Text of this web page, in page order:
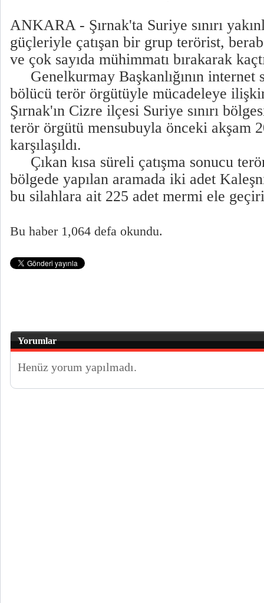
ANKARA - Şırnak'ta Suriye sınırı
güçleriyle çatışan bir grup terörist,
ve çok sayıda mühimmatı bırakarak
Genelkurmay Başkanlığının internet
bölücü terör örgütüyle mücadeleye
Şırnak'ın Cizre ilçesi Suriye sınırı
terör örgütü mensubuyla önceki akşam
karşılaşıldı.
Çıkan kısa süreli çatışma sonucu
bölgede yapılan aramada iki adet
bu silahlara ait 225 adet mermi ele
Bu haber 1,064 defa okundu.
Yorumlar
Henüz yorum yapılmadı.